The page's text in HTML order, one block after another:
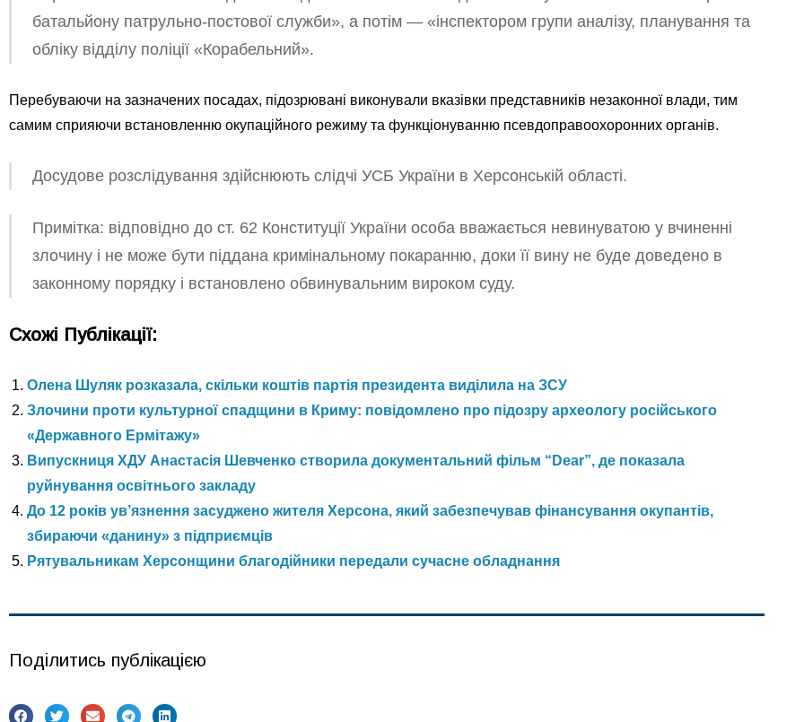
батальйону патрульно-постової служби», а потім — «інспектором групи аналізу, планування та
обліку відділу поліції «Корабельний».
Перебуваючи на зазначених посадах, підозрювані виконували вказівки представників незаконної влади, тим
самим сприяючи встановленню окупаційного режиму та функціонуванню псевдоправоохоронних органів.
Досудове розслідування здійснюють слідчі УСБ України в Херсонській області.
Примітка: відповідно до ст. 62 Конституції України особа вважається невинуватою у вчиненні
злочину і не може бути піддана кримінальному покаранню, доки її вину не буде доведено в
законному порядку і встановлено обвинувальним вироком суду.
Схожі Публікації:
Олена Шуляк розказала, скільки коштів партія президента виділила на ЗСУ
Злочини проти культурної спадщини в Криму: повідомлено про підозру археологу російського
«Державного Ермітажу»
Випускниця ХДУ Анастасія Шевченко створила документальний фільм “Dear”, де показала
руйнування освітнього закладу
До 12 років ув’язнення засуджено жителя Херсона, який забезпечував фінансування окупантів,
збираючи «данину» з підприємців
Рятувальникам Херсонщини благодійники передали сучасне обладнання
Поділитись публікацією